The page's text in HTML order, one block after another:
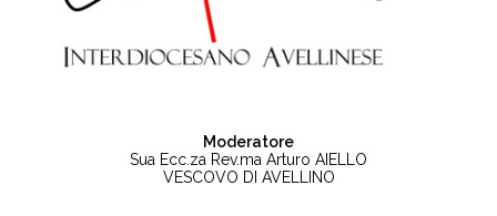
Moderatore
Sua Ecc.za Rev.ma Arturo AIELLO
VESCOVO DI AVELLINO